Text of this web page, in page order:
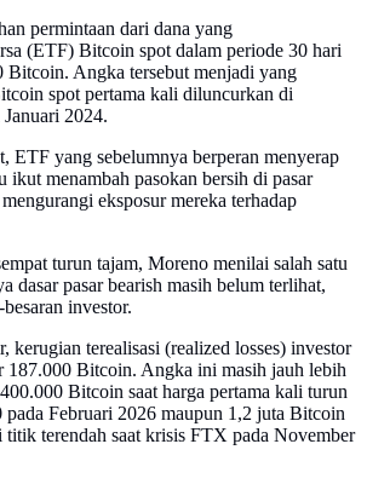
permintaan dari dana yang
(ETF) Bitcoin spot dalam periode 30 hari
Bitcoin. Angka tersebut menjadi yang
spot pertama kali diluncurkan di
2024.
ETF yang sebelumnya berperan menyerap
ikut menambah pasokan bersih di pasar
eksposur mereka terhadap
turun tajam, Moreno menilai salah satu
dasar pasar bearish masih belum terlihat,
investor.
kerugian terealisasi (realized losses) investor
187.000 Bitcoin. Angka ini masih jauh lebih
Bitcoin saat harga pertama kali turun
Februari 2026 maupun 1,2 juta Bitcoin
titik terendah saat krisis FTX pada November